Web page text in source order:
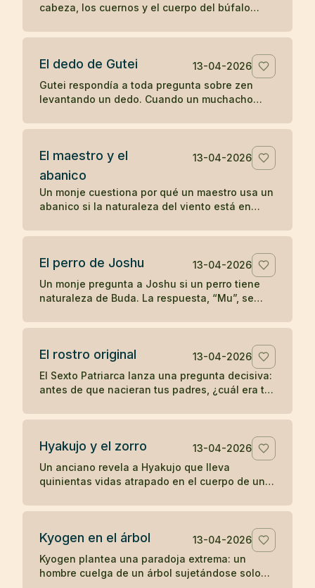
cabeza, los cuernos y el cuerpo del búfalo
cola?
El dedo de Gutei
13-04-2026
Gutei respondía a toda pregunta sobre zen
levantando un dedo. Cuando un muchacho
enseñanza radical sobre la comprensión
El maestro y el
abanico
13-04-2026
Un monje cuestiona por qué un maestro usa un
abanico si la naturaleza del viento está en
cotidiano en enseñanza zen.
El perro de Joshu
13-04-2026
Un monje pregunta a Joshu si un perro tiene
naturaleza de Buda. La respuesta, “Mu”, se
de la tradición zen.
El rostro original
13-04-2026
El Sexto Patriarca lanza una pregunta decisiva:
antes de que nacieran tus padres, ¿cuál era tu
percepción directa.
Hyakujo y el zorro
13-04-2026
Un anciano revela a Hyakujo que lleva
quinientas vidas atrapado en el cuerpo de un
causa y efecto. Un koan clásico sobre karma y
Kyogen en el árbol
13-04-2026
Kyogen plantea una paradoja extrema: un
hombre cuelga de un árbol sujetándose solo